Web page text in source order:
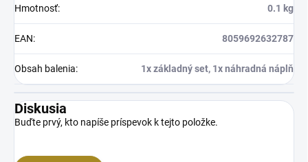
Hmotnosť: 0.1 kg
EAN: 8059692632787
Obsah balenia: 1x základný set, 1x náhradná náplň
Diskusia
Buďte prvý, kto napíše príspevok k tejto položke.